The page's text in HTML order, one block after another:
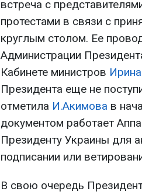
встреча с
протестами в связи с
круглым столом. Ее
Администрации
Кабинете министров
Президента еще не
отметила И.Акимова в
документом работает
Президенту Украины для
подписании или
В свою очередь